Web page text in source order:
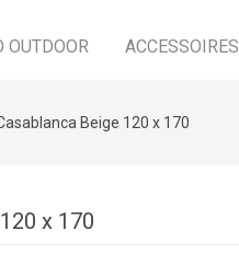
OUTDOOR ACCESSOIRES
Beige 120 x 170
x 170